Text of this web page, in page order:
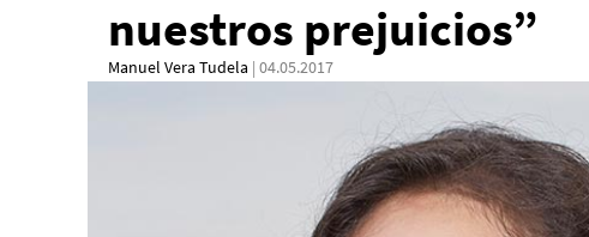
nuestros prejuicios”
Manuel Vera Tudela | 04.05.2017